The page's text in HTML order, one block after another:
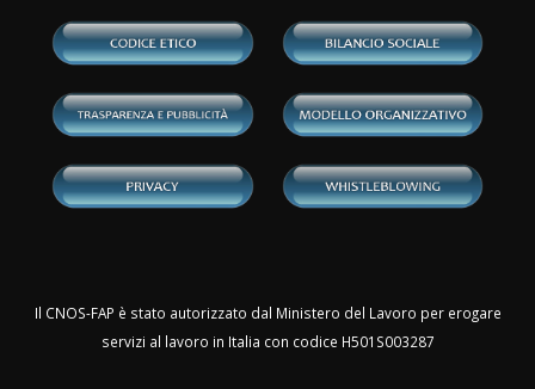
Il CNOS-FAP è stato autorizzato dal Ministero del Lavoro per erogare
servizi al lavoro in Italia con codice H501S003287